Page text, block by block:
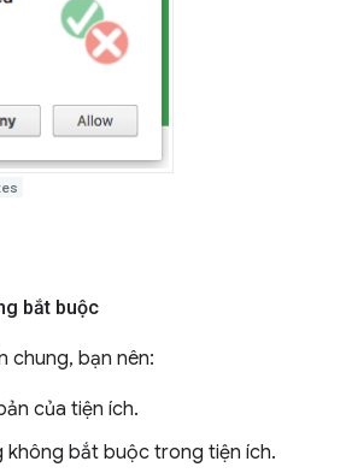
bắt buộc
chung, bạn nên:
của tiện ích.
không bắt buộc trong tiện ích.